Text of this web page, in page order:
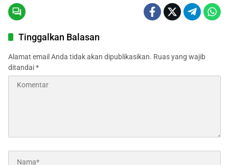
Tinggalkan Balasan
Alamat email Anda tidak akan dipublikasikan. Ruas yang wajib
ditandai*